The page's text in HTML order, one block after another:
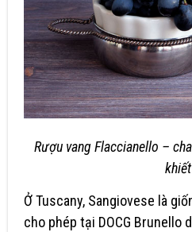
Rượu vang Flaccianello –
khiết
Ở Tuscany, Sangiovese là
cho phép tại DOCG Brunello